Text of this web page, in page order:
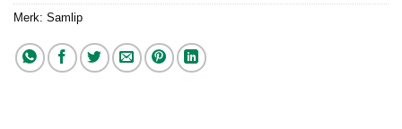
Merk: Samlip